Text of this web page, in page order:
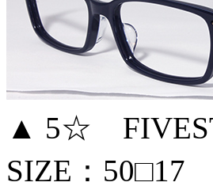
▲ 5☆
SIZE：50□17